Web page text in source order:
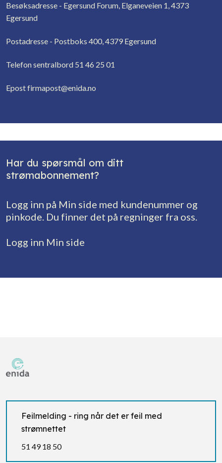
Besøksadresse - Egersund Forum, Elganeveien 1, 4373
Egersund
Postadresse - Postboks 400, 4379 Egersund
Telefon sentralbord 51 46 25 01
Epost firmapost@enida.no
Har du spørsmål om ditt
strømabonnement?
Logg inn på Min side med kundenummer og
pinkode. Du finner det på regninger fra oss.
Logg inn Min side
Feilmelding - ring når det er feil med
strømnettet
51 49 18 50